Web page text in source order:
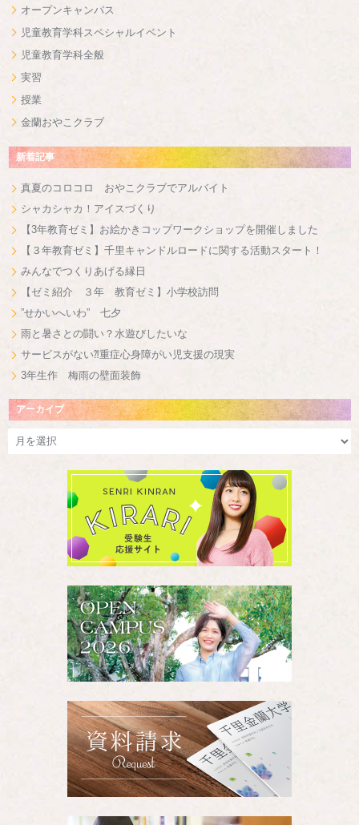
オープンキャンパス
児童教育学科スペシャルイベント
児童教育学科全般
実習
授業
金蘭おやこクラブ
新着記事
真夏のコロコロ おやこクラブでアルバイト
シャカシャカ！アイスづくり
【3年教育ゼミ】お絵かきコップワークショップを開催しました
【３年教育ゼミ】千里キャンドルロードに関する活動スタート！
みんなでつくりあげる縁日
【ゼミ紹介 ３年 教育ゼミ】小学校訪問
”せかいへいわ” 七夕
雨と暑さとの闘い？水遊びしたいな
サービスがない⁈重症心身障がい児支援の現実
3年生作 梅雨の壁面装飾
アーカイブ